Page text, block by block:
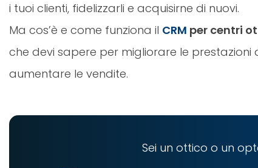
i tuoi clienti, fidelizzarli e acquisirne di nuovi.
Ma cos’è e come funziona il CRM per centri
che devi sapere per migliorare le prestazioni
aumentare le vendite.
Sei un ottico o un